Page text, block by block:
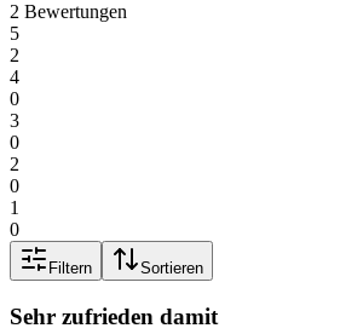
2 Bewertungen
5
2
4
0
3
0
2
0
1
0
Filtern Sortieren
Sehr zufrieden damit